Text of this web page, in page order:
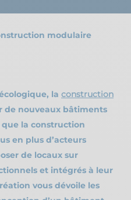
modulaire
la construction
de nouveaux bâtiments
la construction
en plus d’acteurs
de locaux sur
et intégrés à leur
vous dévoile les